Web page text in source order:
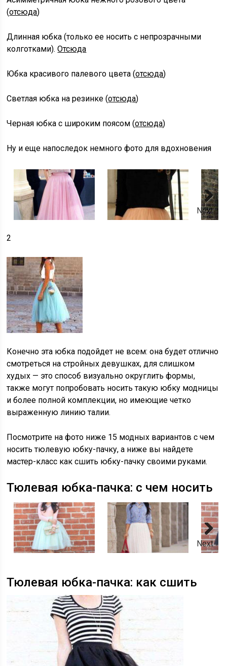
(отсюда)
Длинная юбка (только ее носить с непрозрачными
колготками).Отсюда
Юбка красивого палевого цвета (отсюда)
Светлая юбка на резинке (отсюда)
Черная юбка с широким поясом (отсюда)
Ну и еще напоследок немного фото для вдохновения
Next
2
Конечно эта юбка подойдет не всем: она будет отлично
смотреться на стройных девушках, для слишком
худых — это способ визуально округлить формы,
также могут попробовать носить такую юбку модницы
и более полной комплекции, но имеющие четко
выраженную линию талии.
Посмотрите на фото ниже 15 модных вариантов с чем
носить тюлевую юбку-пачку, а ниже вы найдете
мастер-класс как сшить юбку-пачку своими руками.
Тюлевая юбка-пачка: с чем носить
Next
Тюлевая юбка-пачка: как сшить